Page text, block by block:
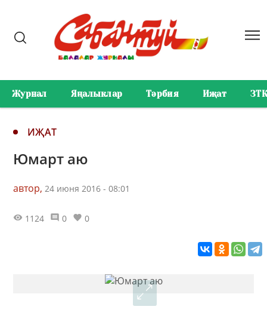
Журнал Яңалыклар Тәрбия Иҗат ЗТК
ИҖАТ
Юмарт аю
автор, 24 июня 2016 - 08:01
1124 0 0